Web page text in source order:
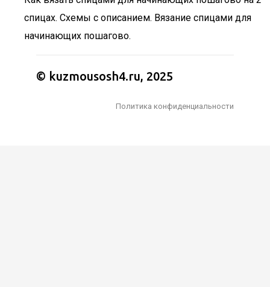
спицах. Схемы с описанием. Вязание спицами для
начинающих пошагово.
© kuzmousosh4.ru, 2025
Политика конфиденциальности